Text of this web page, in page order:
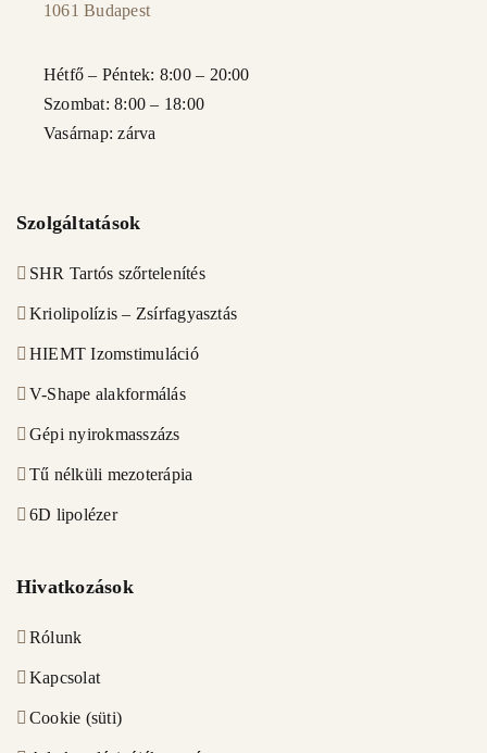
1061 Budapest
Hétfő – Péntek: 8:00 – 20:00
Szombat: 8:00 – 18:00
Vasárnap: zárva
Szolgáltatások
SHR Tartós szőrtelenítés
Kriolipolízis – Zsírfagyasztás
HIEMT Izomstimuláció
V-Shape alakformálás
Gépi nyirokmasszázs
Tű nélküli mezoterápia
6D lipolézer
Hivatkozások
Rólunk
Kapcsolat
Cookie (süti)